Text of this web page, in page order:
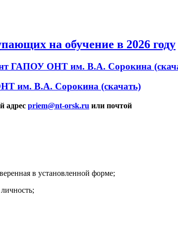
на обучение в 2026 году
ГАПОУ ОНТ им. В.А. Сорокина
им. В.А. Сорокина (скачать)
адрес priem@nt-orsk.ru или почтой
в установленной форме;